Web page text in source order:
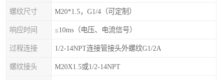
螺纹尺寸 M20*1.5，G1/4（可定制）
响应时间 ≤10ms（电压、电流信号）
过程连接 1/2-14NPT连接管接头外螺纹G1/2A
螺纹接头 M20X1.5或1/2-14NPT